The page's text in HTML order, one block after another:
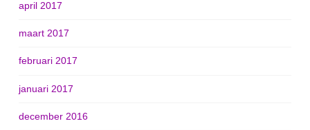
april 2017
maart 2017
februari 2017
januari 2017
december 2016